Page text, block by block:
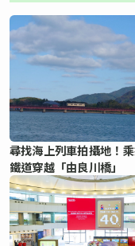
尋找海上列車拍攝地！
鐵道穿越「由良川橋」